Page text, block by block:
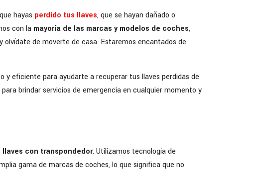
hayas perdido tus llaves, que se hayan dañado o
con la mayoría de las marcas y modelos de coches,
de moverte de casa. Estaremos encantados de
y eficiente para ayudarte a recuperar tus llaves perdidas de
brindar servicios de emergencia en cualquier momento y
llaves con transpondedor. Utilizamos tecnología de
gama de marcas de coches, lo que significa que no